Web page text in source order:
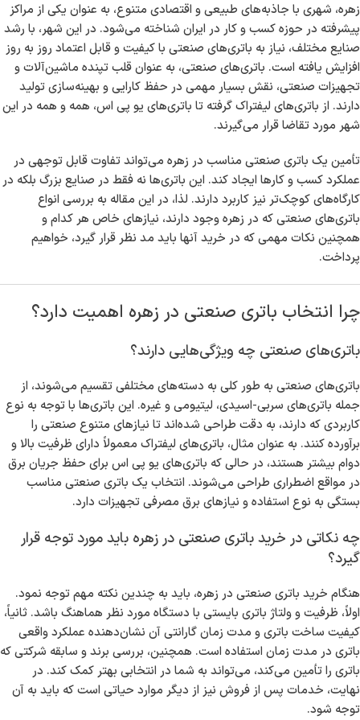
زهره، شهری با جاذبه‌های طبیعی و اقتصادی متنوع، به عنوان یکی از مراکز
پیشرفته در حوزه کسب و کار در ایران شناخته می‌شود. در این شهر، با رشد
صنایع مختلف، نیاز به باتری‌های صنعتی با کیفیت و قابل اعتماد روز به روز
افزایش یافته است. باتری‌های صنعتی، به عنوان قلب تپنده ماشین‌آلات و
تجهیزات صنعتی، نقش بسیار مهمی در حفظ کارایی و بهینه‌سازی تولید
دارند. از باتری‌های لیفتراک گرفته تا باتری‌های یو پی اس، همه و همه در این
شهر مورد تقاضا قرار می‌گیرند.
تأمین یک باتری صنعتی مناسب در زهره می‌تواند تفاوت قابل توجهی در
عملکرد کسب و کارها ایجاد کند. این باتری‌ها نه فقط در صنایع بزرگ بلکه در
کارگاه‌های کوچک‌تر نیز کاربرد دارند. لذا، در این مقاله به بررسی انواع
باتری‌های صنعتی که در زهره وجود دارند، نیازهای خاص هر کدام و
همچنین نکات مهمی که در خرید آنها باید مد نظر قرار گیرد، خواهیم
پرداخت.
چرا انتخاب باتری صنعتی در زهره اهمیت دارد؟
باتری‌های صنعتی چه ویژگی‌هایی دارند؟
باتری‌های صنعتی به طور کلی به دسته‌های مختلفی تقسیم می‌شوند، از
جمله باتری‌های سربی-اسیدی، لیتیومی و غیره. این باتری‌ها با توجه به نوع
کاربردی که دارند، به دقت طراحی شده‌اند تا نیازهای متنوع صنعتی را
برآورده کنند. به عنوان مثال، باتری‌های لیفتراک معمولاً دارای ظرفیت بالا و
دوام بیشتر هستند، در حالی که باتری‌های یو پی اس برای حفظ جریان برق
در مواقع اضطراری طراحی می‌شوند. انتخاب یک باتری صنعتی مناسب
بستگی به نوع استفاده و نیازهای برق مصرفی تجهیزات دارد.
چه نکاتی در خرید باتری صنعتی در زهره باید مورد توجه قرار
گیرد؟
هنگام خرید باتری صنعتی در زهره، باید به چندین نکته مهم توجه نمود.
اولاً، ظرفیت و ولتاژ باتری بایستی با دستگاه مورد نظر هماهنگ باشد. ثانیاً،
کیفیت ساخت باتری و مدت زمان گارانتی آن نشان‌دهنده عملکرد واقعی
باتری در مدت زمان استفاده است. همچنین، بررسی برند و سابقه شرکتی که
باتری را تأمین می‌کند، می‌تواند به شما در انتخابی بهتر کمک کند. در
نهایت، خدمات پس از فروش نیز از دیگر موارد حیاتی است که باید به آن
توجه شود.